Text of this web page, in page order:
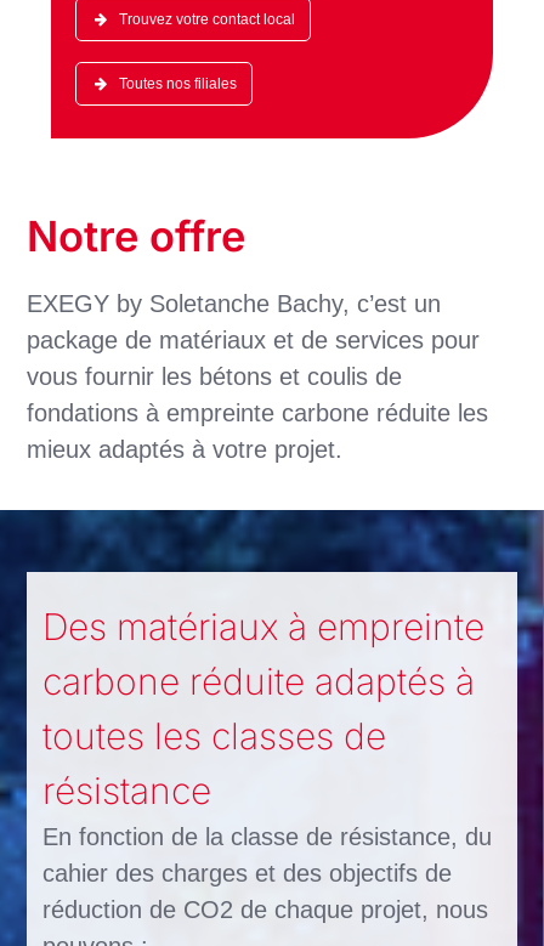
Trouvez votre contact local
Toutes nos filiales
Notre offre
EXEGY by Soletanche Bachy, c’est un
package de matériaux et de services pour
vous fournir les bétons et coulis de
fondations à empreinte carbone réduite les
mieux adaptés à votre projet.
Des matériaux à empreinte
carbone réduite adaptés à
toutes les classes de
résistance
En fonction de la classe de résistance, du
cahier des charges et des objectifs de
réduction de CO2 de chaque projet, nous